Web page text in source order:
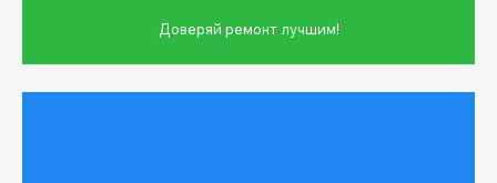
Доверяй ремонт лучшим!